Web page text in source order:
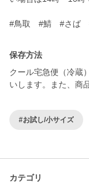
#鳥取 #鯖 #さば
保存方法
クール宅急便（冷蔵
いします。また、商
#お試し/小サイズ
カテゴリ